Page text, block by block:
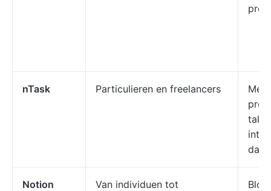
nTask Particulieren en freelancers
dan
Notion
Van individuen tot